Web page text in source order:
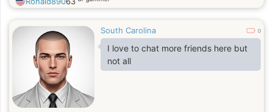
South Carolina 0
I love to chat more friends here but
not all